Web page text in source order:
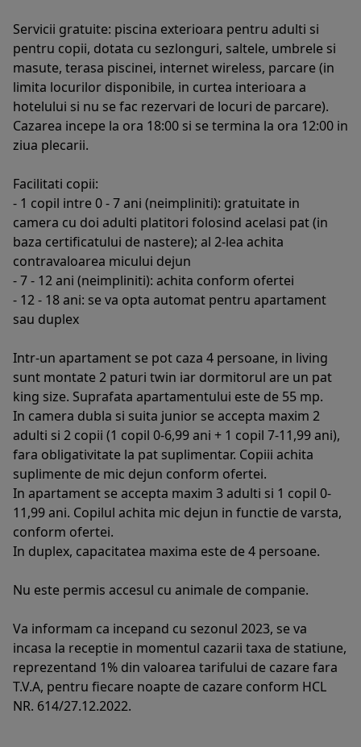
Servicii gratuite: piscina exterioara pentru adulti si
pentru copii, dotata cu sezlonguri, saltele, umbrele si
masute, terasa piscinei, internet wireless, parcare (in
limita locurilor disponibile, in curtea interioara a
hotelului si nu se fac rezervari de locuri de parcare).
Cazarea incepe la ora 18:00 si se termina la ora 12:00 in
ziua plecarii.
Facilitati copii:
- 1 copil intre 0 - 7 ani (neimpliniti): gratuitate in
camera cu doi adulti platitori folosind acelasi pat (in
baza certificatului de nastere); al 2-lea achita
contravaloarea micului dejun
- 7 - 12 ani (neimpliniti): achita conform ofertei
- 12 - 18 ani: se va opta automat pentru apartament
sau duplex
Intr-un apartament se pot caza 4 persoane, in living
sunt montate 2 paturi twin iar dormitorul are un pat
king size. Suprafata apartamentului este de 55 mp.
In camera dubla si suita junior se accepta maxim 2
adulti si 2 copii (1 copil 0-6,99 ani + 1 copil 7-11,99 ani),
fara obligativitate la pat suplimentar. Copiii achita
suplimente de mic dejun conform ofertei.
In apartament se accepta maxim 3 adulti si 1 copil 0-
11,99 ani. Copilul achita mic dejun in functie de varsta,
conform ofertei.
In duplex, capacitatea maxima este de 4 persoane.
Nu este permis accesul cu animale de companie.
Va informam ca incepand cu sezonul 2023, se va
incasa la receptie in momentul cazarii taxa de statiune,
reprezentand 1% din valoarea tarifului de cazare fara
T.V.A, pentru fiecare noapte de cazare conform HCL
NR. 614/27.12.2022.